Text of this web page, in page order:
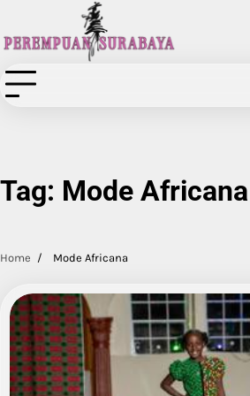
content
Tag: Mode Africana
Home Mode Africana